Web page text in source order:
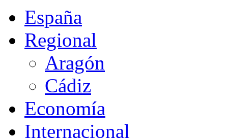
España
Regional
Aragón
Cádiz
Economía
Internacional